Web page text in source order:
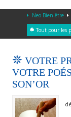
Neo Bien-être
Tout pour les
VOTRE
VOTRE
SON’OR